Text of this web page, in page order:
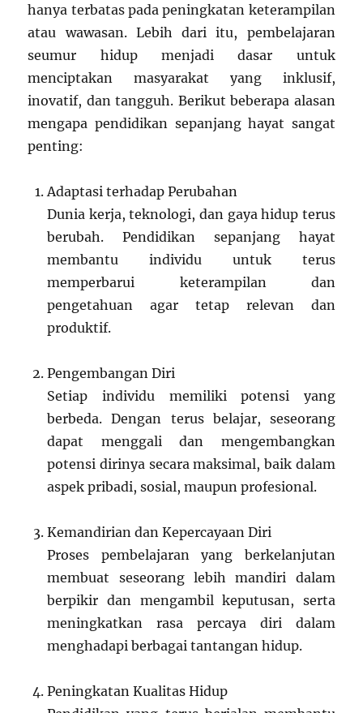
hanya terbatas pada peningkatan keterampilan
atau wawasan. Lebih dari itu, pembelajaran
seumur hidup menjadi dasar untuk
menciptakan masyarakat yang inklusif,
inovatif, dan tangguh. Berikut beberapa alasan
mengapa pendidikan sepanjang hayat sangat
penting:
Adaptasi terhadap Perubahan
Dunia kerja, teknologi, dan gaya hidup terus
berubah. Pendidikan sepanjang hayat
membantu individu untuk terus
memperbarui keterampilan dan
pengetahuan agar tetap relevan dan
produktif.
Pengembangan Diri
Setiap individu memiliki potensi yang
berbeda. Dengan terus belajar, seseorang
dapat menggali dan mengembangkan
potensi dirinya secara maksimal, baik dalam
aspek pribadi, sosial, maupun profesional.
Kemandirian dan Kepercayaan Diri
Proses pembelajaran yang berkelanjutan
membuat seseorang lebih mandiri dalam
berpikir dan mengambil keputusan, serta
meningkatkan rasa percaya diri dalam
menghadapi berbagai tantangan hidup.
Peningkatan Kualitas Hidup